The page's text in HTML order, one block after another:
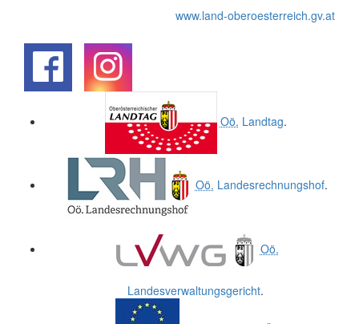
www.land-oberoesterreich.gv.at
Oö. Landtag.
Oö. Landesrechnungshof.
Oö.
Landesverwaltungsgericht.